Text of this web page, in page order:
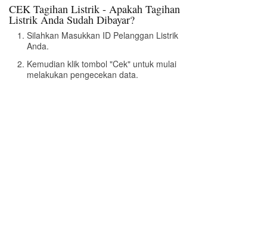
CEK Tagihan Listrik - Apakah Tagihan
Listrik Anda Sudah Dibayar?
Silahkan Masukkan ID Pelanggan Listrik
Anda.
Kemudian klik tombol "Cek" untuk mulai
melakukan pengecekan data.